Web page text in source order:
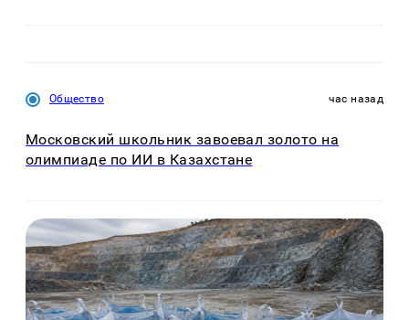
Общество час назад
Московский школьник завоевал золото на
олимпиаде по ИИ в Казахстане